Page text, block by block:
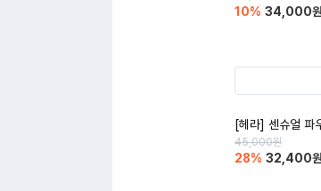
10% 34,000원
[헤라] 센슈얼 파
45,000원
28% 32,400원